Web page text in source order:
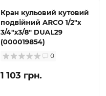
Кран кульовий кутовий
подвійний ARCO 1/2″х
3/4″х3/8″ DUAL29
(000019854)
0
1 103 грн.